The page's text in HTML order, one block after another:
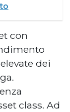
con
dei
class. Ad